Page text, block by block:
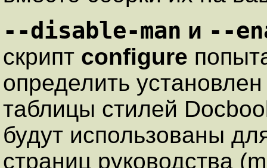
--disable-man и --
скрипт configure
определить
таблицы стилей
будут использованы
страниц руководства